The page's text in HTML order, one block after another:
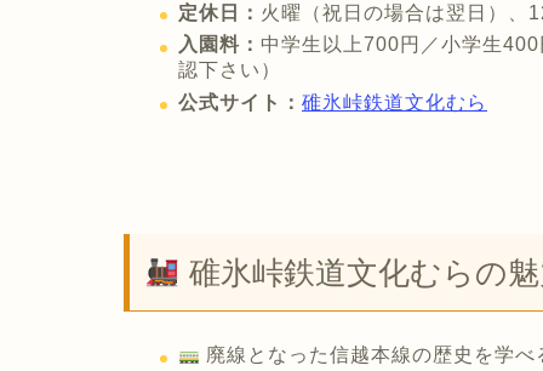
定休日： 火曜（祝日の場合は翌日）、
入園料： 中学生以上700円／小学生
認下さい）
公式サイト： 碓氷峠鉄道文化むら
碓氷峠鉄道文化むらの
廃線となった信越本線の歴史を学べ